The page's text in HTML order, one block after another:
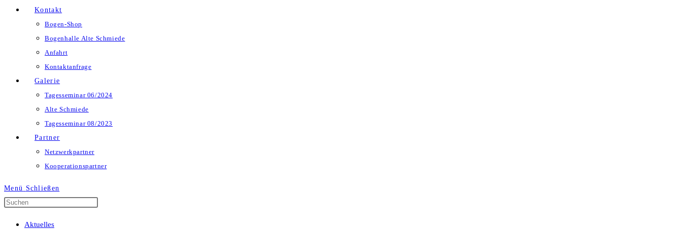
Kontakt
Bogen-Shop
Bogenhalle Alte Schmiede
Anfahrt
Kontaktanfrage
Galerie
Tagesseminar 06/2024
Alte Schmiede
Tagesseminar 08/2023
Partner
Netzwerkpartner
Kooperationspartner
Menü Schließen
Aktuelles